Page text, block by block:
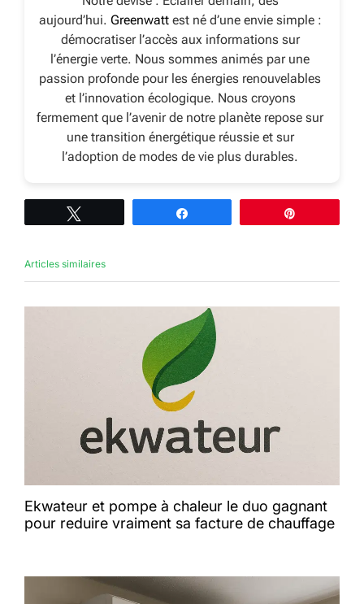
aujourd’hui. Greenwattest né d’une envie simple :
démocratiser l’accès aux informations sur
l’énergie verte. Nous sommes animés par une
passion profonde pour les énergies renouvelables
et l’innovation écologique. Nous croyons
fermement que l’avenir de notre planète repose sur
une transition énergétique réussie et sur
l’adoption de modes de vie plus durables.
Articles similaires
Ekwateur et pompe à chaleur le duo gagnant
pour reduire vraiment sa facture de chauffage